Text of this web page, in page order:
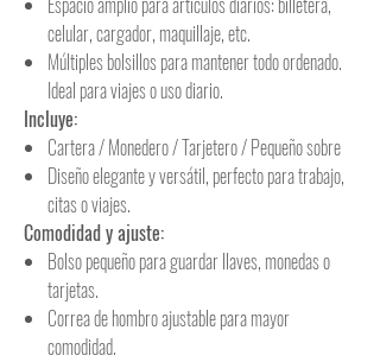
celular, cargador, maquillaje, etc.
Múltiples bolsillos para mantener todo ordenado.
Ideal para viajes o uso diario.
Incluye:
Cartera / Monedero / Tarjetero / Pequeño sobre
Diseño elegante y versátil, perfecto para trabajo,
citas o viajes.
Comodidad y ajuste:
Bolso pequeño para guardar llaves, monedas o
tarjetas.
Correa de hombro ajustable para mayor
comodidad.